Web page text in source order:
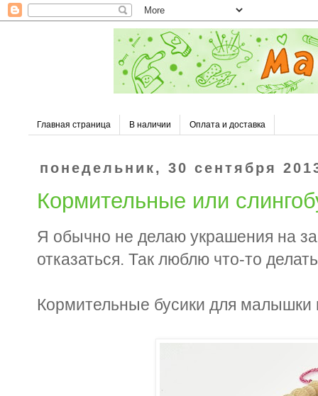
Главная страница В наличии Оплата и доставка
понедельник, 30 сентября
Кормительные или
Я обычно не делаю украшения на
отказаться. Так люблю что-то
Кормительные бусики для